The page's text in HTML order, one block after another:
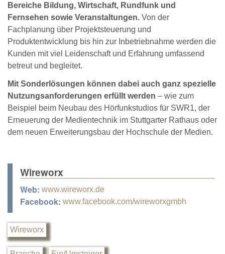
Bereiche Bildung, Wirtschaft, Rundfunk und
Fernsehen sowie Veranstaltungen. Von der
Fachplanung über Projektsteuerung und
Produktentwicklung bis hin zur Inbetriebnahme werden die
Kunden mit viel Leidenschaft und Erfahrung umfassend
betreut und begleitet.
Mit Sonderlösungen können dabei auch ganz spezielle
Nutzungsanforderungen erfüllt werden – wie zum
Beispiel beim Neubau des Hörfunkstudios für SWR1, der
Erneuerung der Medientechnik im Stuttgarter Rathaus oder
dem neuen Erweiterungsbau der Hochschule der Medien.
Wireworx
Web: www.wireworx.de
Facebook: www.facebook.com/wireworxgmbh
Wireworx